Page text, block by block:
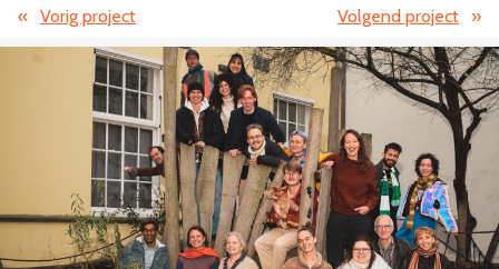
« Vorig project Volgend project »